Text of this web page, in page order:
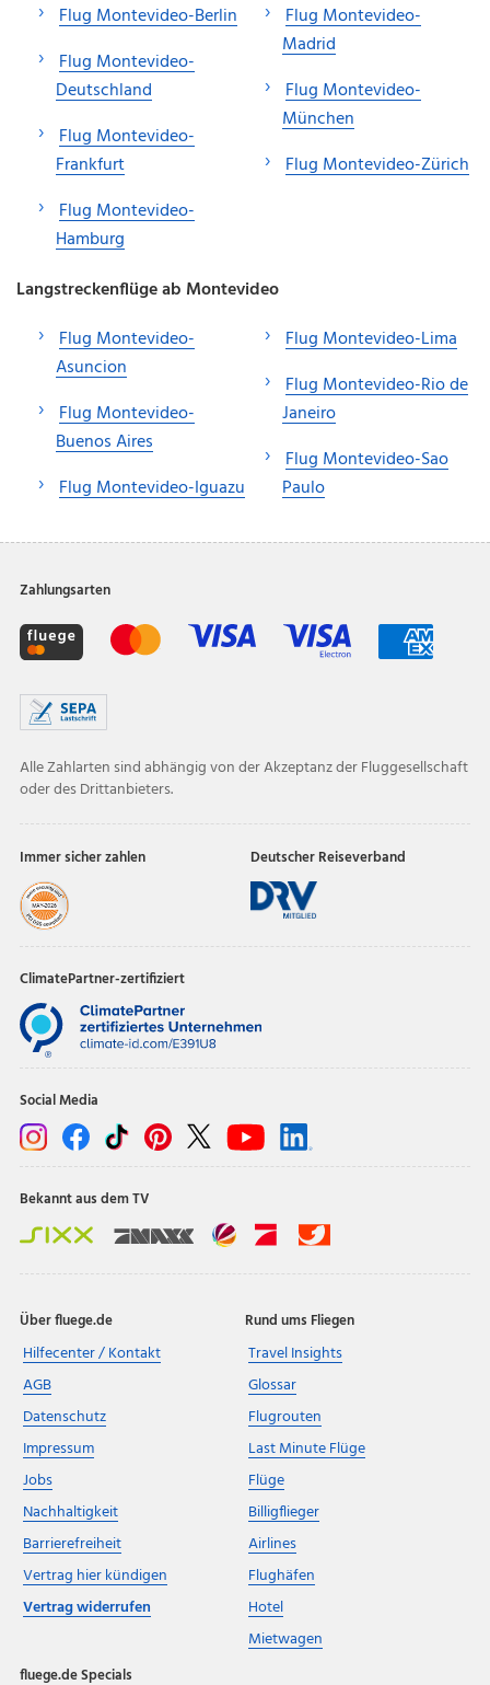
Flug Montevideo-Berlin
Flug Montevideo-
Deutschland
Flug Montevideo-
Frankfurt
Flug Montevideo-
Hamburg
Flug Montevideo-
Madrid
Flug Montevideo-
München
Flug Montevideo-Zürich
Langstreckenflüge ab Montevideo
Flug Montevideo-
Asuncion
Flug Montevideo-
Buenos Aires
Flug Montevideo-Iguazu
Flug Montevideo-Lima
Flug Montevideo-Rio de
Janeiro
Flug Montevideo-Sao
Paulo